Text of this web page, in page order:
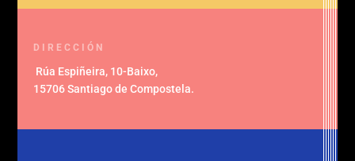
DIRECCIÓN
Rúa Espiñeira, 10-Baixo,
15706 Santiago de Compostela.